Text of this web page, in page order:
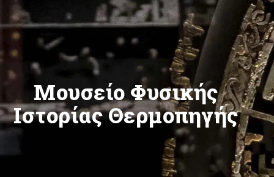
Μουσείο Φυσικής
Ιστορίας Θερμοπηγής